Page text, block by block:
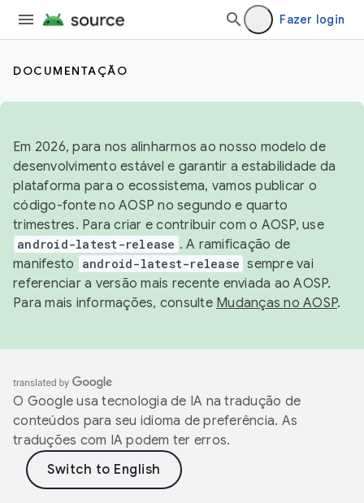
Fazer login
DOCUMENTAÇÃO
Em 2026, para nos alinharmos ao nosso modelo de
desenvolvimento estável e garantir a estabilidade da
plataforma para o ecossistema, vamos publicar o
código-fonte no AOSP no segundo e quarto
trimestres. Para criar e contribuir com o AOSP, use
android-latest-release . A ramificação de
manifesto
android-latest-release sempre vai
referenciar a versão mais recente enviada ao AOSP.
Para mais informações, consulte Mudanças no AOSP.
O Google usa tecnologia de IA na tradução de
conteúdos para seu idioma de preferência. As
traduções com IA podem ter erros.